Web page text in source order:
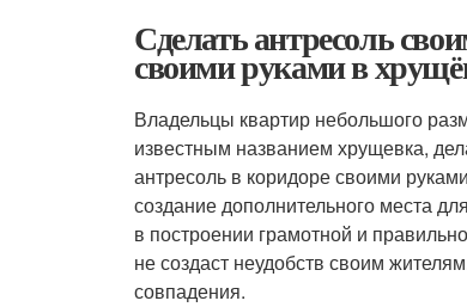
Сделать антресоль
своими руками в
Владельцы квартир небольшого
известным названием хрущевка,
антресоль в коридоре своими
создание дополнительного места
в построении грамотной и
не создаст неудобств своим
совпадения.